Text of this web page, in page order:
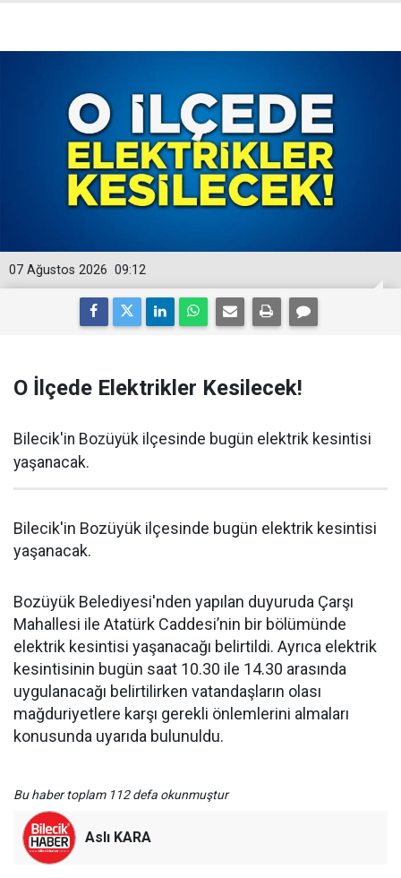
09:12
07 Ağustos 2026
O İlçede Elektrikler Kesilecek!
Bilecik'in Bozüyük ilçesinde bugün elektrik kesintisi
yaşanacak.
Bilecik'in Bozüyük ilçesinde bugün elektrik kesintisi
yaşanacak.
Bozüyük Belediyesi'nden yapılan duyuruda Çarşı
Mahallesi ile Atatürk Caddesi’nin bir bölümünde
elektrik kesintisi yaşanacağı belirtildi. Ayrıca elektrik
kesintisinin bugün saat 10.30 ile 14.30 arasında
uygulanacağı belirtilirken vatandaşların olası
mağduriyetlere karşı gerekli önlemlerini almaları
konusunda uyarıda bulunuldu.
Bu haber toplam 112 defa okunmuştur
Aslı KARA